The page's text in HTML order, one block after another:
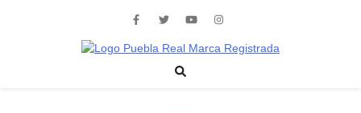
Noticias de actualidad de Puebla, México y el mundo